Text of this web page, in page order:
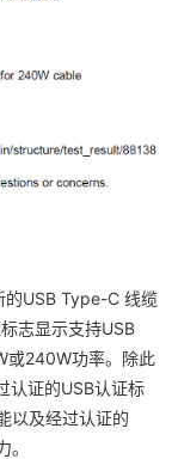
USB Type-C 线缆
志显示支持USB
或240W功率。除此
认证的USB认证标
以及经过认证的